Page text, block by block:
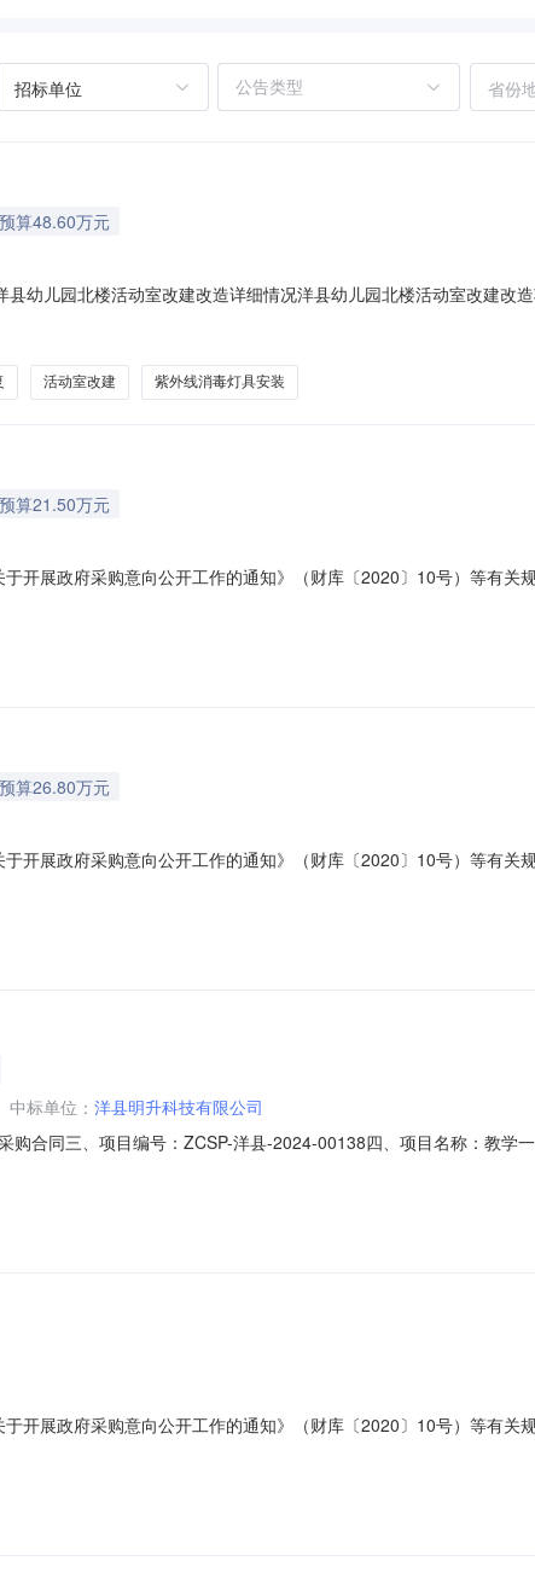
招标单位 省份
预算48.60万元
幼儿园北楼活动室改建改造详细情况洋县幼儿园北楼活动室改建改
学发现室为活动室，新建卫生间盥洗室寝室，墙面地面修复。改造
活动室改建 紫外线消毒灯具安装
预算21.50万元
开展政府采购意向公开工作的通知》（财库〔2020〕10号）等有
无本次公开的采购意向是本单位政府采购工作的初步安排，具体采
预算26.80万元
开展政府采购意向公开工作的通知》（财库〔2020〕10号）等有
；需满足的要求:规格：1520*910*680cm1、材质：立柱采用
中标单位： 洋县明升科技有限公司
合同三、项目编号：ZCSP-洋县-2024-00138四、项目名称：教学
(单位)单价(元)总价(元)规格型号/服务要求12340009(台)￥
开展政府采购意向公开工作的通知》（财库〔2020〕10号）等有
国产CPU，预装国产操作系统及应用软件。LED屏幕，8GB以上内